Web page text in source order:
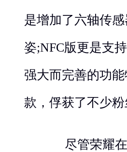
是增加了六轴传
姿;NFC版更是支
强大而完善的功
款，俘获了不少粉
尽管荣耀在